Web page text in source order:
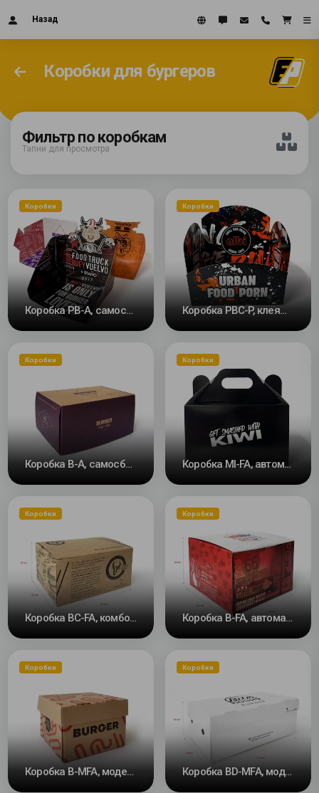
Назад
Коробки для бургеров
Фильтр по коробкам
Тапни для просмотра
Коробки
Коробка PB-A, самосборная, PB-P, клеящаяся
Коробки
Коробка PBC-P, клеящаяся
Коробки
Коробка B-A, самосборная
Коробки
Коробка MI-FA, автоматическое дно
Коробки
Коробка BC-FA, комбо с разделителем и автоматическим дном
Коробки
Коробка B-FA, автоматическое дно
Коробки
Коробка B-MFA, модель цветок, самосборная
Коробки
Коробка BD-MFA, модель цветок, самосборная